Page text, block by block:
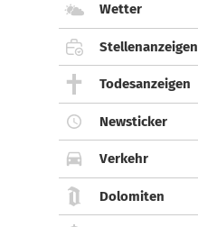
Wetter
Stellenanzeigen
Todesanzeigen
Newsticker
Verkehr
Dolomiten